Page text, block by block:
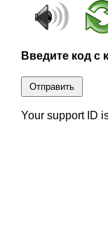
Введите код с
Отправить
Your support ID